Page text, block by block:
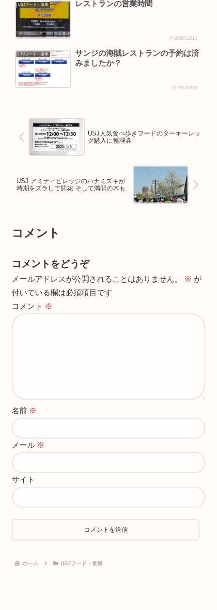
USJフード・食事 レストランの営業時間
2008/12/13
USJフード・食事
サンジの海賊レストランの予約は済
みましたか？
2013/6/13
USJ人気食べ歩きフードのターキーレッ
グ購入に整理券
USJ アミティビレッジのハナミズキが
時期をズラして開花 そして満開の木も
コメント
コメントをどうぞ
メールアドレスが公開されることはありません。 ※ が
付いている欄は必須項目です
コメント ※
名前 ※
メール ※
サイト
ホーム USJフード・食事